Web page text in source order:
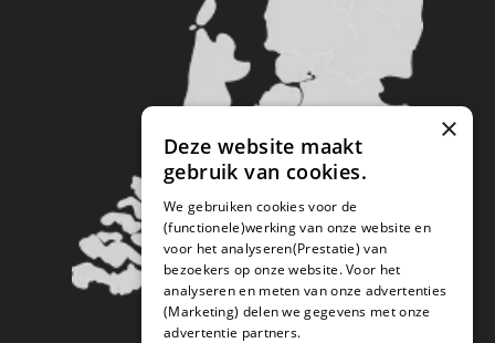
×
Deze website maakt
gebruik van cookies.
We gebruiken cookies voor de
(functionele)werking van onze website en
voor het analyseren(Prestatie) van
bezoekers op onze website. Voor het
analyseren en meten van onze advertenties
(Marketing) delen we gegevens met onze
advertentie partners.